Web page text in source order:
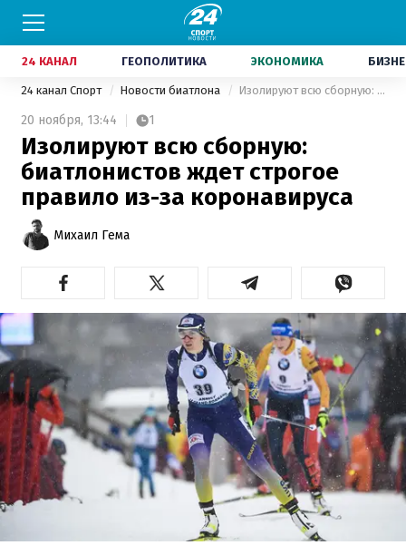
24 КАНАЛ ГЕОПОЛИТИКА ЭКОНОМИКА
24 канал Спорт Новости биатлона Изолируют всю сборную: биатлонистов ждет строгое правило из-за коронавируса
20 ноября, 13:44 1
Изолируют всю сборную:
биатлонистов ждет строгое
правило из-за коронавируса
Михаил Гема